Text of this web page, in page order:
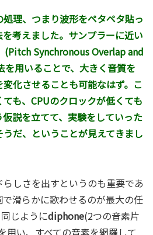
理、つまり波形をペタペタ貼っ
考えました。サンプラーに近い
(Pitch Synchronous Overlap and
用いることで、大きく音質を
化させることも可能なはず。こ
も、CPUのクロックが低くても
説を立てて、実験をしていった
だ、ということが見えてきまし
しさを出すというのも重要であ
滑らかに歌わせるのが最大の任
じようにdiphone(2つの音素片